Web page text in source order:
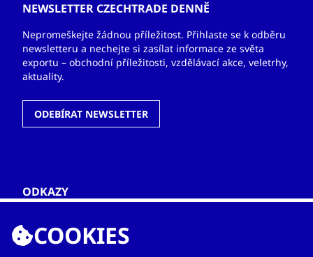
NEWSLETTER CZECHTRADE DENNĚ
Nepromeškejte žádnou příležitost. Přihlaste se k odběru
newsletteru a nechejte si zasílat informace ze světa
exportu – obchodní příležitosti, vzdělávací akce, veletrhy,
aktuality.
ODEBÍRAT NEWSLETTER
ODKAZY
Zahraniční kanceláře
COOKIES